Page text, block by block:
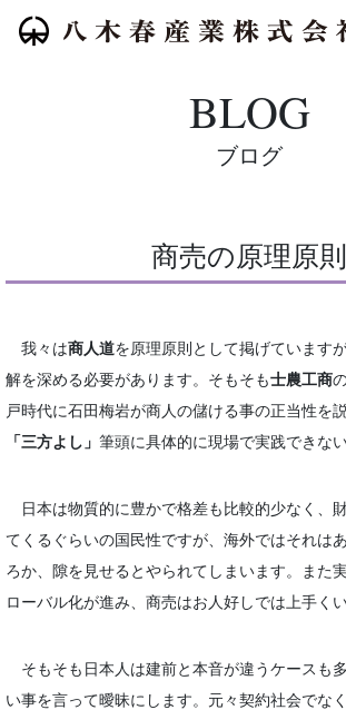
BLOG
ブログ
商売の原理原則
我々は商人道を原理原則として掲げていますが
解を深める必要があります。そもそも士農工商
戸時代に石田梅岩が商人の儲ける事の正当性を
「三方よし」 筆頭に具体的に現場で実践できな
日本は物質的に豊かで格差も比較的少なく、
てくるぐらいの国民性ですが、海外ではそれは
ろか、隙を見せるとやられてしまいます。また
ローバル化が進み、商売はお人好しでは上手くい
そもそも日本人は建前と本音が違うケースも
い事を言って曖昧にします。元々契約社会でな